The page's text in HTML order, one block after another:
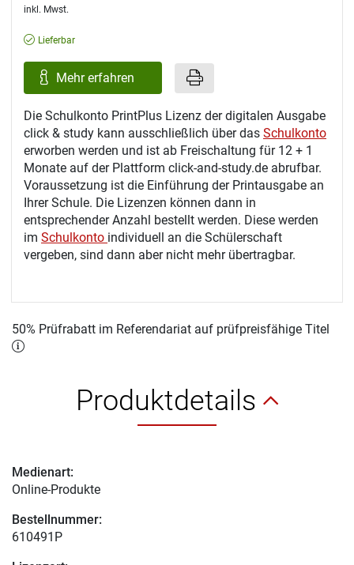
inkl. Mwst.
Lieferbar
Mehr erfahren
Die Schulkonto PrintPlus Lizenz der digitalen Ausgabe
click & study kann ausschließlich über das Schulkonto
erworben werden und ist ab Freischaltung für 12 + 1
Monate auf der Plattform click-and-study.de abrufbar.
Voraussetzung ist die Einführung der Printausgabe an
Ihrer Schule. Die Lizenzen können dann in
entsprechender Anzahl bestellt werden. Diese werden
im Schulkonto individuell an die Schülerschaft
vergeben, sind dann aber nicht mehr übertragbar.
50% Prüfrabatt im Referendariat auf prüfpreisfähige Titel
Produktdetails
Medienart:
Online-Produkte
Bestellnummer:
610491P